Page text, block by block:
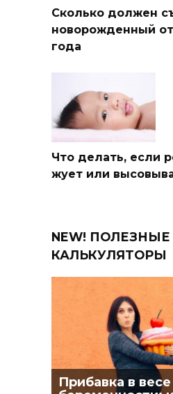
Сколько должен
новорожденный
года
Что делать, если
жует или
NEW! ПОЛЕЗНЫЕ
КАЛЬКУЛЯТОРЫ
Прибавка в